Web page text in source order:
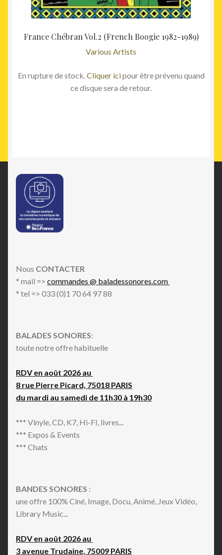
France Chébran Vol.2 (French Boogie 1982-1989)
Various Artists
En rupture de stock.Cliquer icipour être prévenu quand
ce disque sera de retour.
Nous CONTACTER
* mail => commandes @ baladessonores.com
* tel => 033 (0)1 70 64 97 88
BALADES SONORES:
toute notre offre habituelle
RDV en août 2026 au
8 rue Pierre Picard, 75018 PARIS
du mardi au samedi de 11h30 à 19h30
*** Vinyle, CD, K7, Hi-FI, livres...
*** Expos & Events
*** Chats
BANDES SONORES :
une offre 100% Ciné, Image, Docu, Animé, Jeux Vidéo,
Library Music...
RDV en août 2026 au
3 avenue Trudaine, 75009 PARIS